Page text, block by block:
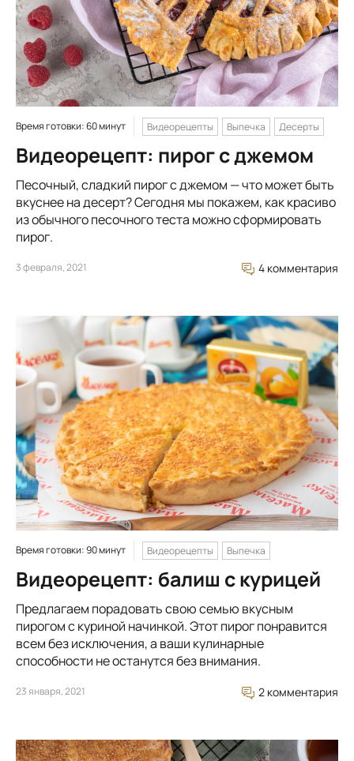
Время готовки: 60 минут Видеорецепты Выпечка Десерты
Видеорецепт: пирог с джемом
Песочный, сладкий пирог с джемом — что может быть
вкуснее на десерт? Сегодня мы покажем, как красиво
из обычного песочного теста можно сформировать
пирог.
3 февраля, 2021 4 комментария
Время готовки: 90 минут Видеорецепты Выпечка
Видеорецепт: балиш с курицей
Предлагаем порадовать свою семью вкусным
пирогом с куриной начинкой. Этот пирог понравится
всем без исключения, а ваши кулинарные
способности не останутся без внимания.
23 января, 2021 2 комментария